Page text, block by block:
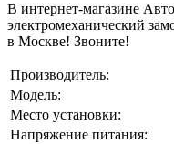
В интернет-магазине
электромеханический
в Москве! Звоните!
Производитель:
Модель:
Место установки:
Напряжение питания: